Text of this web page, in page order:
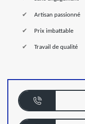
Artisan passionné
Prix imbattable
Travail de qualité